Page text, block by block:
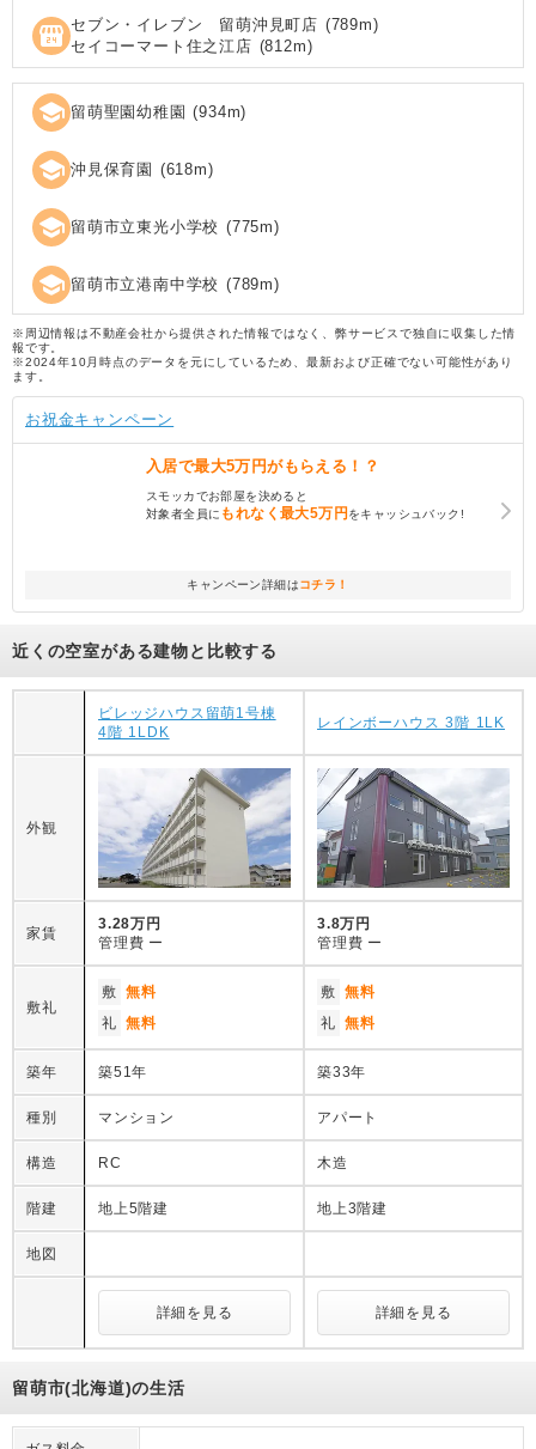
local_convenience_store セブン・イレブン 留萌沖見町店 (789m)
セイコーマート住之江店 (812m)
school 留萌聖園幼稚園 (934m)
school 沖見保育園 (618m)
school 留萌市立東光小学校 (775m)
school 留萌市立港南中学校 (789m)
※周辺情報は不動産会社から提供された情報ではなく、弊サービスで独自に収集した情
報です。
※2024年10月時点のデータを元にしているため、最新および正確でない可能性があり
ます。
お祝金キャンペーン
入居で最大5万円がもらえる！？
スモッカでお部屋を決めると
対象者全員に もれなく最大5万円をキャッシュバック!
キャンペーン詳細はコチラ！
近くの空室がある建物と比較する
ビレッジハウス留萌1号棟
4階 1LDK
レインボーハウス 3階 1LK
外観
家賃
3.28万円
管理費 ー
3.8万円
管理費 ー
敷礼
敷 無料
礼 無料
敷 無料
礼 無料
築年 築51年 築33年
種別 マンション アパート
構造 RC 木造
階建 地上5階建 地上3階建
地図
詳細を見る 詳細を見る
留萌市(北海道)の生活